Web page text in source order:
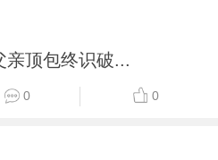
亲顶包终识破...
0 0